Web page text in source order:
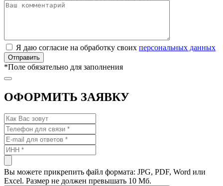
Я даю согласие на обработку своих персональных данных
*Поле обязательно для заполнения
ОФОРМИТЬ ЗАЯВКУ
Вы можете прикрепить файл формата: JPG, PDF, Word или
Excel. Размер не должен превышать 10 Мб.